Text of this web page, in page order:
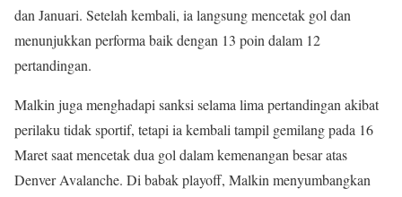
dan Januari. Setelah kembali, ia langsung mencetak gol dan
menunjukkan performa baik dengan 13 poin dalam 12
pertandingan.
Malkin juga menghadapi sanksi selama lima pertandingan akibat
perilaku tidak sportif, tetapi ia kembali tampil gemilang pada 16
Maret saat mencetak dua gol dalam kemenangan besar atas
Denver Avalanche. Di babak playoff, Malkin menyumbangkan